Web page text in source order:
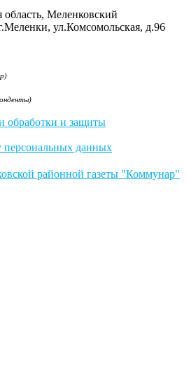
Меленковский
ул.Комсомольская, д.96
обработки и защиты
персональных данных
районной газеты "Коммунар"